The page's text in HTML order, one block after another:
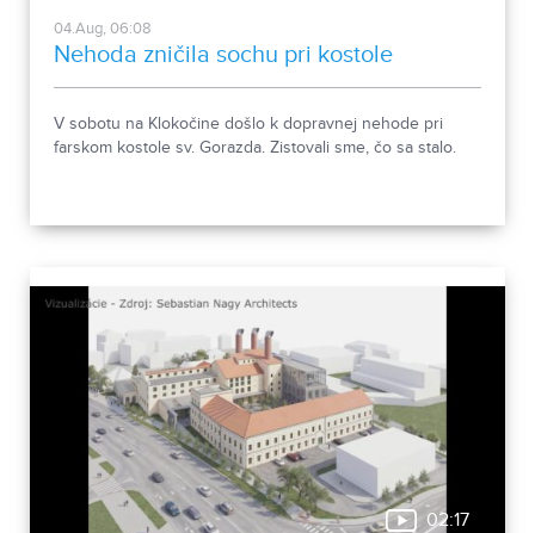
04.Aug, 06:08
Nehoda zničila sochu pri kostole
V sobotu na Klokočine došlo k dopravnej nehode pri
farskom kostole sv. Gorazda. Zistovali sme, čo sa stalo.
02:17